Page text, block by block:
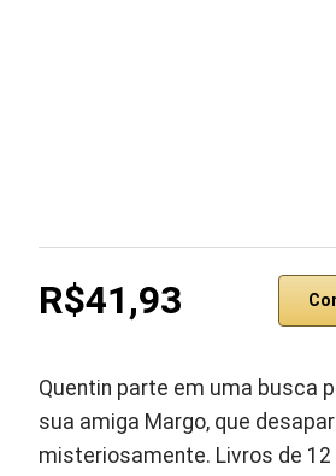
R$41,93
Quentin parte em uma busca
sua amiga Margo, que
misteriosamente. Livros de 12